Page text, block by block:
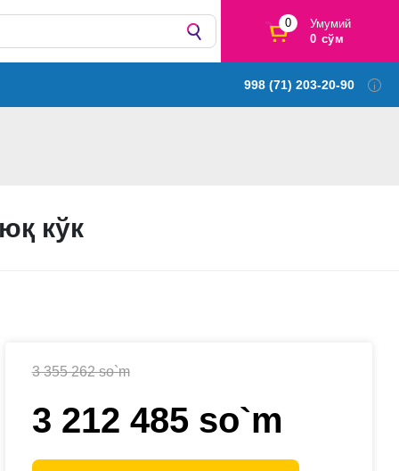
0
Умумий
0 сўм
998 (71) 203-20-90
кўк
3 355 262 so`m
3 212 485 so`m